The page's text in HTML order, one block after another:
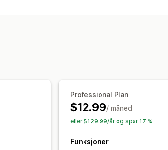
Segmentering
Professional Plan
$12.99/ måned
eller $129.99/år og spar 17 %
Funksjoner